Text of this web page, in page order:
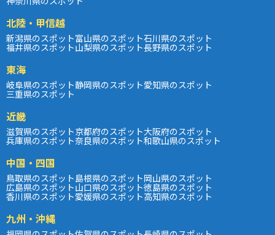
北陸・甲信越
新潟県のスポット富山県のスポット石川県のスポット
福井県のスポット山梨県のスポット長野県のスポット
東海
岐阜県のスポット静岡県のスポット愛知県のスポット
三重県のスポット
近畿
滋賀県のスポット京都府のスポット大阪府のスポット
兵庫県のスポット奈良県のスポット和歌山県のスポット
中国・四国
鳥取県のスポット島根県のスポット岡山県のスポット
広島県のスポット山口県のスポット徳島県のスポット
香川県のスポット愛媛県のスポット高知県のスポット
九州・沖縄